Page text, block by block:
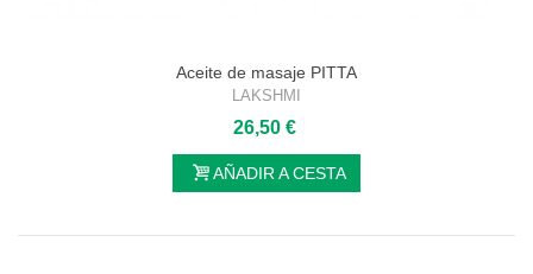
Aceite de masaje PITTA
LAKSHMI
26,50 €
AÑADIR A CESTA